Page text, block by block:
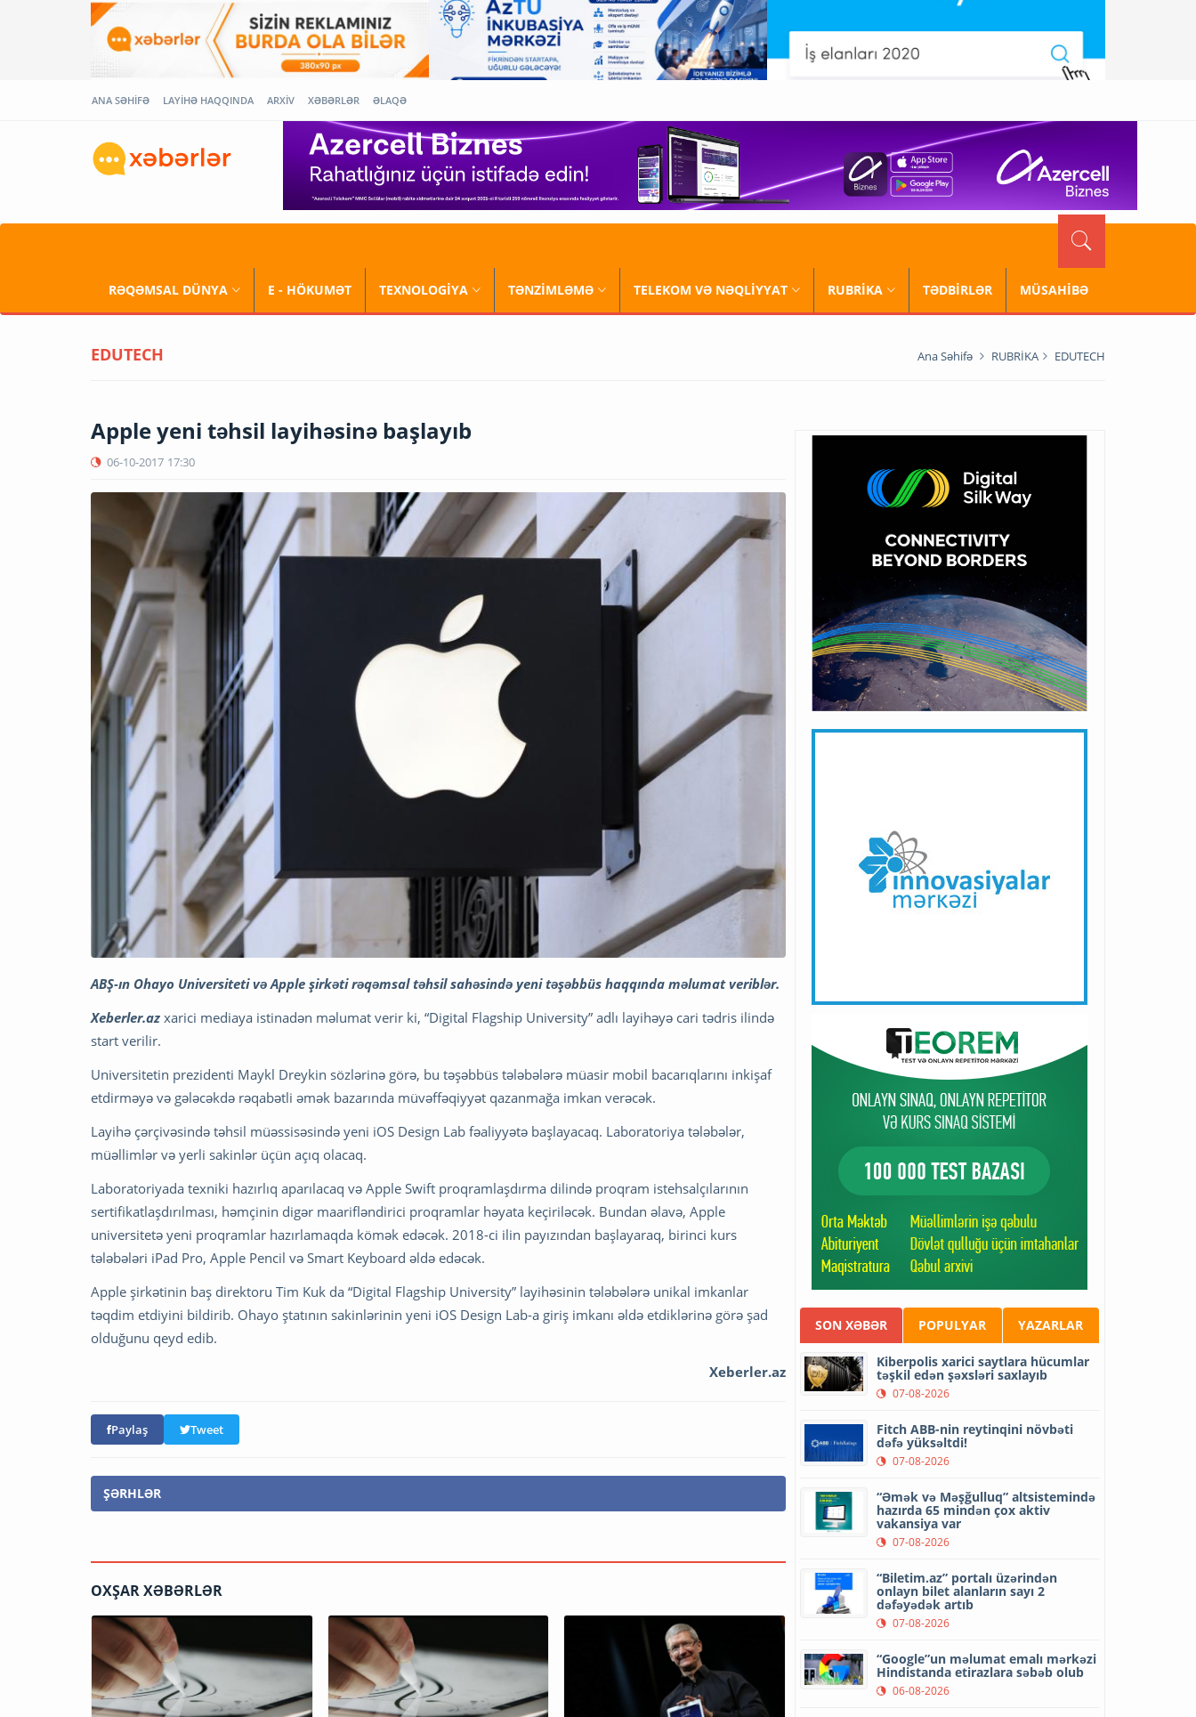
ANA SƏHİFƏ LAYİHƏ HAQQINDA ARXİV XƏBƏRLƏR ƏLAQƏ
RƏQƏMSAL DÜNYA E - HÖKUMƏT TEXNOLOGİYA TƏNZİMLƏMƏ TELEKOM VƏ NƏQLİYYAT RUBRİKA TƏDBİRLƏR MÜSAHİBƏ
EDUTECH Ana Səhifə RUBRİKA EDUTECH
Apple yeni təhsil layihəsinə başlayıb
06-10-2017 17:30
ABŞ-ın Ohayo Universiteti və Apple şirkəti rəqəmsal təhsil sahəsində yeni təşəbbüs haqqında məlumat veriblər.
Xeberler.az xarici mediaya istinadən məlumat verir ki, “Digital Flagship University” adlı layihəyə cari tədris ilində
start verilir.
Universitetin prezidenti Maykl Dreykin sözlərinə görə, bu təşəbbüs tələbələrə müasir mobil bacarıqlarını inkişaf
etdirməyə və gələcəkdə rəqabətli əmək bazarında müvəffəqiyyət qazanmağa imkan verəcək.
Layihə çərçivəsində təhsil müəssisəsində yeni iOS Design Lab fəaliyyətə başlayacaq. Laboratoriya tələbələr,
müəllimlər və yerli sakinlər üçün açıq olacaq.
Laboratoriyada texniki hazırlıq aparılacaq və Apple Swift proqramlaşdırma dilində proqram istehsalçılarının
sertifikatlaşdırılması, həmçinin digər maarifləndirici proqramlar həyata keçiriləcək. Bundan əlavə, Apple
universitetə yeni proqramlar hazırlamaqda kömək edəcək. 2018-ci ilin payızından başlayaraq, birinci kurs
tələbələri iPad Pro, Apple Pencil və Smart Keyboard əldə edəcək.
Apple şirkətinin baş direktoru Tim Kuk da “Digital Flagship University” layihəsinin tələbələrə unikal imkanlar
təqdim etdiyini bildirib. Ohayo ştatının sakinlərinin yeni iOS Design Lab-a giriş imkanı əldə etdiklərinə görə şad
olduğunu qeyd edib.
Xeberler.az
Paylaş Tweet
ŞƏRHLƏR
OXŞAR XƏBƏRLƏR
SON XƏBƏR POPULYAR YAZARLAR
Kiberpolis xarici saytlara hücumlar
təşkil edən şəxsləri saxlayıb
07-08-2026
Fitch ABB-nin reytinqini növbəti
dəfə yüksəltdi!
07-08-2026
“Əmək və Məşğulluq” altsistemində
hazırda 65 mindən çox aktiv
vakansiya var
07-08-2026
“Biletim.az” portalı üzərindən
onlayn bilet alanların sayı 2
dəfəyədək artıb
07-08-2026
“Google”un məlumat emalı mərkəzi
Hindistanda etirazlara səbəb olub
06-08-2026